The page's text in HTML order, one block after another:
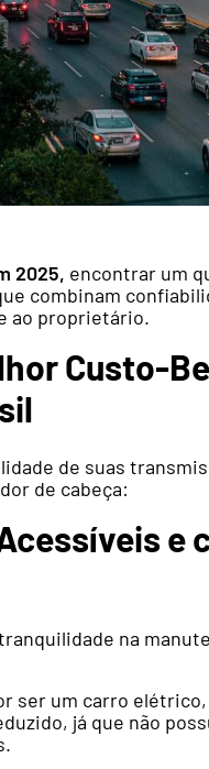
2025, encontrar um
combinam
ao proprietário.
Custo-
de suas
de cabeça:
e
na
ser um carro
já que não